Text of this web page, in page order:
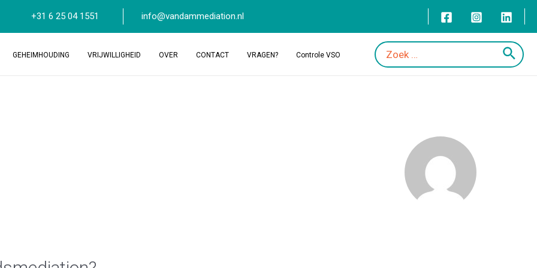
+31 6 25 04 1551 info@vandammediation.nl
GEHEIMHOUDING VRIJWILLIGHEID OVER CONTACT VRAGEN? Controle VSO
Zoeken
naar: